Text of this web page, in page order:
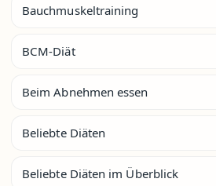
Bauchmuskeltraining
BCM-Diät
Beim Abnehmen essen
Beliebte Diäten
Beliebte Diäten im Überblick